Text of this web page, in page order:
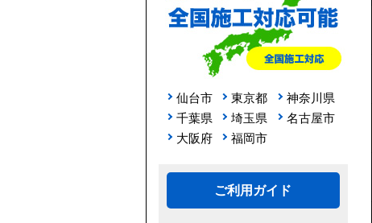
仙台市 東京都
神奈川県
千葉県
埼玉県
名古屋市
大阪府
福岡市
ご利用ガイド